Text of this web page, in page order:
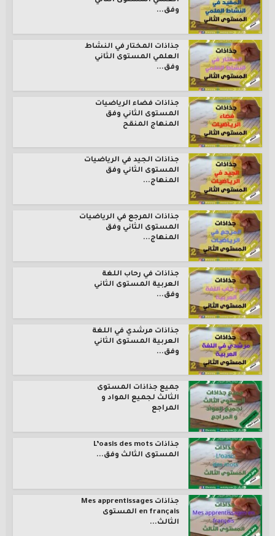
وفق...
جذاذات المختار في النشاط
العلمي المستوى الثاني
وفق...
جذاذات فضاء الرياضيات
المستوى الثاني وفق
المنهاج المنقح
جذاذات الجيد في الرياضيات
المستوى الثاني وفق
المنهاج...
جذاذات المرجع في الرياضيات
المستوى الثاني وفق
المنهاج...
جذاذات في رحاب اللغة
العربية المستوى الثاني
وفق...
جذاذات مرشدي في اللغة
العربية المستوى الثاني
وفق...
جميع جذاذات المستوى
الثالث لجميع المواد و
المراجع
جذاذات L’oasis des mots
المستوى الثالث وفق...
جذاذات Mes apprentissages
en français المستوى
الثالث...